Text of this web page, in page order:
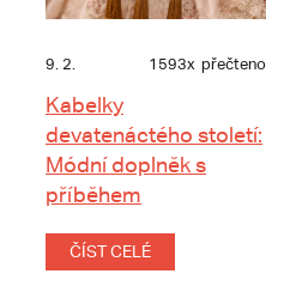
9. 2. 1593x přečteno
Kabelky
devatenáctého století:
Módní doplněk s
příběhem
ČÍST CELÉ